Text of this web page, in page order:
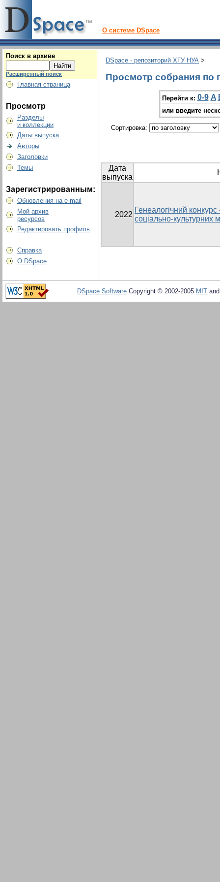
О системе DSpace
Поиск в архиве
Расширенный поиск
Главная страница
Просмотр
Разделы
и коллекции
Даты выпуска
Авторы
Заголовки
Темы
Зарегистрированным:
Обновления на e-mail
Мой архив
ресурсов
Редактировать профиль
Справка
О DSpace
DSpace - репозиторий ХГУ НУА >
Просмотр собрания по
Перейти к: 0-9 A
или введите
Сортировка:
Дата
выпуска
2022
Генеалогічний конкурс
соціально-культурних
DSpace Software Copyright © 2002-2005 MIT